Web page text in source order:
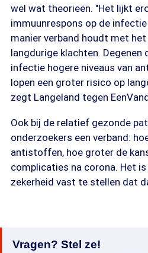
wel wat theorieën. "Het lijkt
immuunrespons op de
manier verband houdt met
langdurige klachten. Degenen
infectie hogere niveaus van
lopen een groter risico op
zegt Langeland tegen
Ook bij de relatief gezonde
onderzoekers een verband:
antistoffen, hoe groter de
complicaties na corona. Het
zekerheid vast te stellen dat
Vragen? Stel ze!